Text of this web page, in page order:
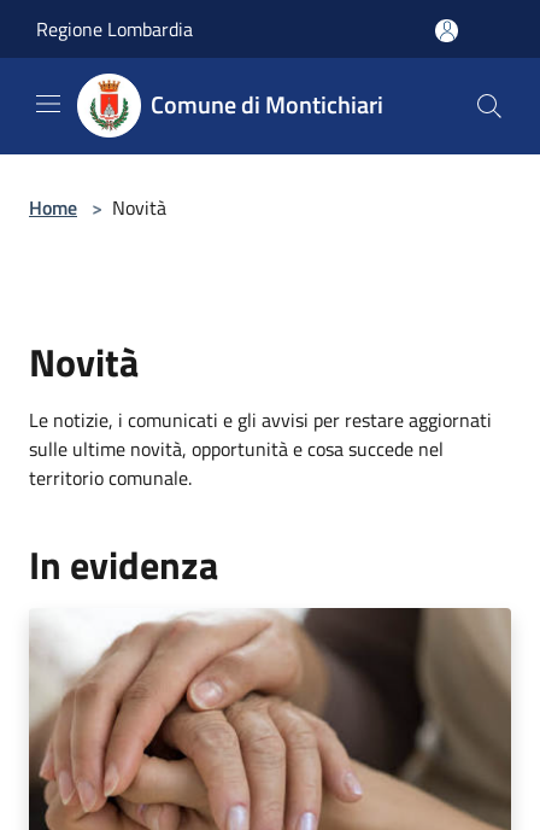
Regione Lombardia
Comune di Montichiari
Home > Novità
Novità
Le notizie, i comunicati e gli avvisi per restare aggiornati
sulle ultime novità, opportunità e cosa succede nel
territorio comunale.
In evidenza